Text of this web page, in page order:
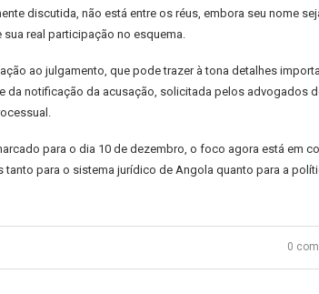
discutida, não está entre os réus, embora seu nome
real participação no esquema.
ao julgamento, que pode trazer à tona detalhes
da notificação da acusação, solicitada pelos advogados
para o dia 10 de dezembro, o foco agora está em
para o sistema jurídico de Angola quanto para a
0